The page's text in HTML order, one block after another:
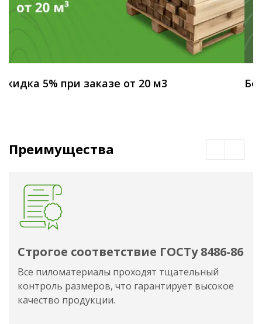
Скидка 5% при заказе от 20 м3
Преимущества
Строгое соответствие ГОСТу 8486-86
Все пиломатериалы проходят тщательный
контроль размеров, что гарантирует высокое
качество продукции.